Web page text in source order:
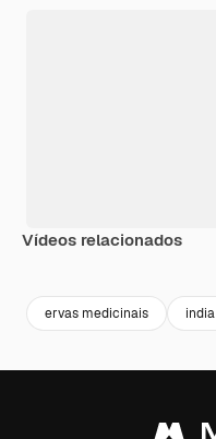
Vídeos relacionados
ervas medicinais india